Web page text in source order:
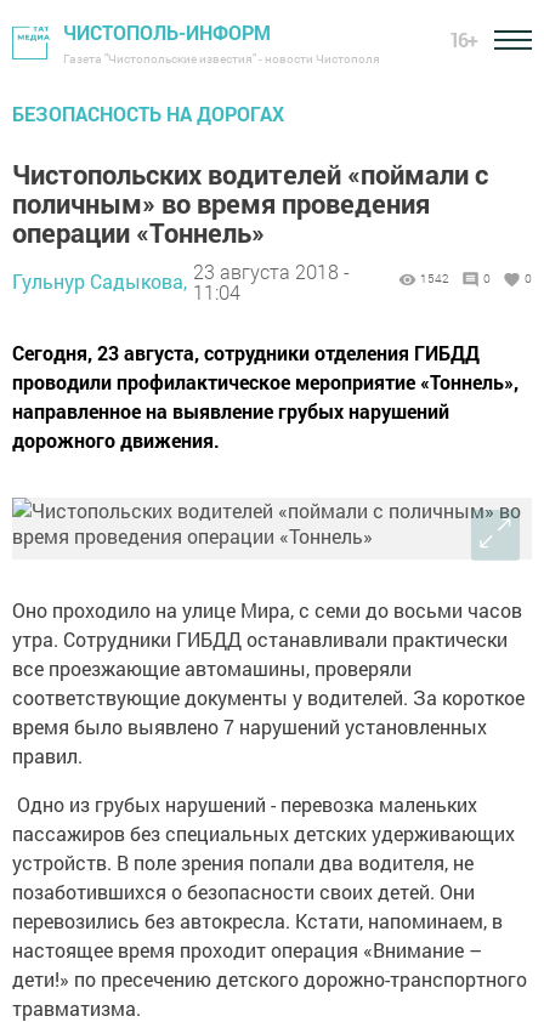
ЧИСТОПОЛЬ-ИНФОРМ
Газета "Чистопольские известия" - новости Чистополя
16+
БЕЗОПАСНОСТЬ НА ДОРОГАХ
Чистопольских водителей «поймали с
поличным» во время проведения
операции «Тоннель»
Гульнур Садыкова, 23 августа 2018 -
11:04
1542 0 0
Сегодня, 23 августа, сотрудники отделения ГИБДД
проводили профилактическое мероприятие «Тоннель»,
направленное на выявление грубых нарушений
дорожного движения.
Оно проходило на улице Мира, с семи до восьми часов
утра. Сотрудники ГИБДД останавливали практически
все проезжающие автомашины, проверяли
соответствующие документы у водителей. За короткое
время было выявлено 7 нарушений установленных
правил.
Одно из грубых нарушений - перевозка маленьких
пассажиров без специальных детских удерживающих
устройств. В поле зрения попали два водителя, не
позаботившихся о безопасности своих детей. Они
перевозились без автокресла. Кстати, напоминаем, в
настоящее время проходит операция «Внимание –
дети!» по пресечению детского дорожно-транспортного
травматизма.